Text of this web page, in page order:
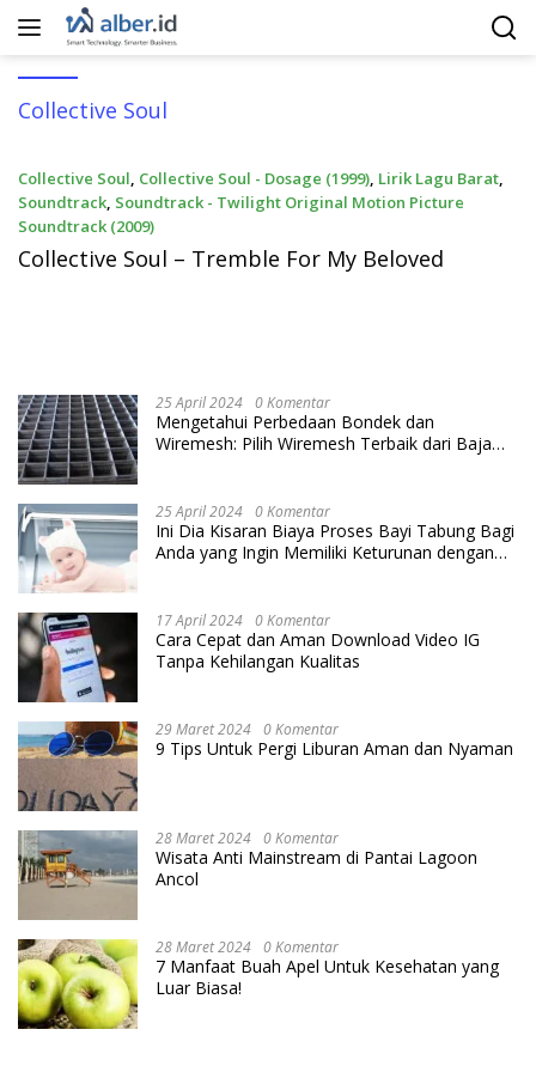
Langsung
Collective Soul
Collective Soul, Collective Soul - Dosage (1999), Lirik Lagu Barat,
Soundtrack, Soundtrack - Twilight Original Motion Picture
Soundtrack (2009)
28 Oktober 2010
Collective Soul – Tremble For My Beloved
25 April 2024 0 Komentar
Mengetahui Perbedaan Bondek dan
Wiremesh: Pilih Wiremesh Terbaik dari Baja
25 April 2024 0 Komentar
Ini Dia Kisaran Biaya Proses Bayi Tabung Bagi
Anda yang Ingin Memiliki Keturunan dengan
17 April 2024 0 Komentar
Cara Cepat dan Aman Download Video IG
Tanpa Kehilangan Kualitas
29 Maret 2024 0 Komentar
9 Tips Untuk Pergi Liburan Aman dan Nyaman
28 Maret 2024 0 Komentar
Wisata Anti Mainstream di Pantai Lagoon
Ancol
28 Maret 2024 0 Komentar
7 Manfaat Buah Apel Untuk Kesehatan yang
Luar Biasa!